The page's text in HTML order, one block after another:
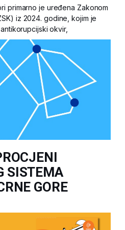
primarno je uređena Zakonom
iz 2024. godine, kojim je
okvir,
SISTEMA
GORE